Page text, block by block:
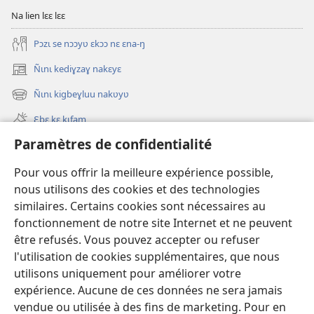
Paramètres de confidentialité
Pour vous offrir la meilleure expérience possible,
nous utilisons des cookies et des technologies
similaires. Certains cookies sont nécessaires au
fonctionnement de notre site Internet et ne peuvent
être refusés. Vous pouvez accepter ou refuser
l'utilisation de cookies supplémentaires, que nous
utilisons uniquement pour améliorer votre
expérience. Aucune de ces données ne sera jamais
vendue ou utilisée à des fins de marketing. Pour en
Na lien lɛɛ lɛɛ
Pɔzɩ se nɔɔyʋ ɛkɔɔ nɛ ɛna-ŋ
Ñɩnɩ kediɣzaɣ nakɛyɛ
(ouvre
une
nouvelle
fenêtre)
Ñɩnɩ kigbeɣluu nakʋyʋ
(ouvre
une
fenêtre)
Ɛbɛ kɛ kɩfam
Videowaa
Search
Sɩnʋʋ
Haɖɛ
(ouvre
une
nouvelle
fenêtre)
Intɛrnɛɛtɩ yɔɔ takayɩsɩ ɖɩzɩyɛ
(ouvre
une
nouvelleJW Hub ®
(ouvre